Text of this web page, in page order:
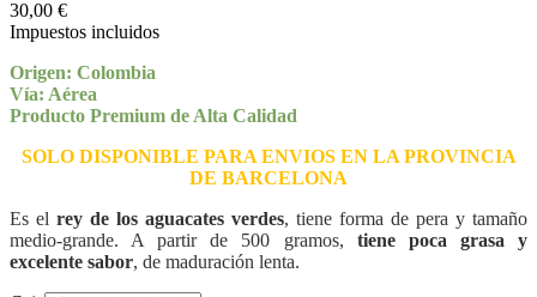
30,00 €
Impuestos incluidos
Origen: Colombia
Vía: Aérea
Producto Premium de Alta Calidad
SOLO DISPONIBLE PARA ENVIOS EN LA PROVINCIA
DE BARCELONA
Es el rey de los aguacates verdes, tiene forma de pera y tamaño
medio-grande. A partir de 500 gramos, tiene poca grasa y
excelente sabor, de maduración lenta.